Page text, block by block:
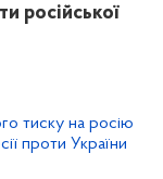
російської
тиску на росію
проти України